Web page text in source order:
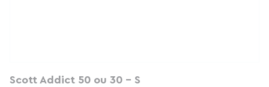
Scott Addict 50 ou 30 - S